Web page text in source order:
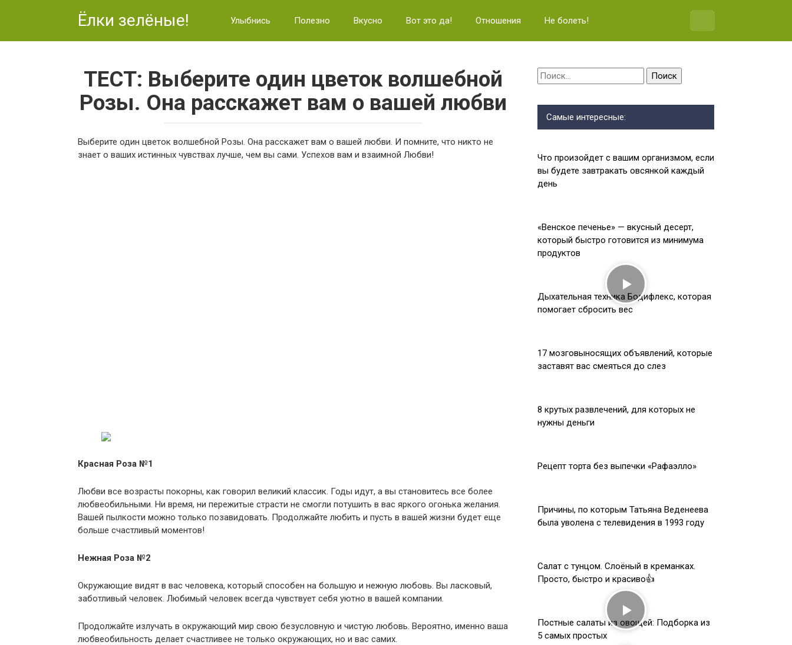
Ёлки зелёные! Улыбнись Полезно Вкусно Вот это да! Отношения Не болеть!
ТЕСТ: Выберите один цветок волшебной
Розы. Она расскажет вам о вашей любви
Выберите один цветок волшебной Розы. Она расскажет вам о вашей любви. И помните, что никто не
знает о ваших истинных чувствах лучше, чем вы сами. Успехов вам и взаимной Любви!
Красная Роза №1
Любви все возрасты покорны, как говорил великий классик. Годы идут, а вы становитесь все более
любвеобильными. Ни время, ни пережитые страсти не смогли потушить в вас яркого огонька желания.
Вашей пылкости можно только позавидовать. Продолжайте любить и пусть в вашей жизни будет еще
больше счастливый моментов!
Нежная Роза №2
Окружающие видят в вас человека, который способен на большую и нежную любовь. Вы ласковый,
заботливый человек. Любимый человек всегда чувствует себя уютно в вашей компании.
Продолжайте излучать в окружающий мир свою безусловную и чистую любовь. Вероятно, именно ваша
любвеобильность делает счастливее не только окружающих, но и вас самих.
Найти:
Самые интересные:
Что произойдет с вашим организмом, если
вы будете завтракать овсянкой каждый
день
«Венское печенье» — вкусный десерт,
который быстро готовится из минимума
продуктов
Дыхательная техника Бодифлекс, которая
помогает сбросить вес
17 мозговыносящих объявлений, которые
заставят вас смеяться до слез
8 крутых развлечений, для которых не
нужны деньги
Рецепт торта без выпечки «Рафаэлло»
Причины, по которым Татьяна Веденеева
была уволена с телевидения в 1993 году
Салат с тунцом. Слоёный в креманках.
Просто, быстро и красиво👍
Постные салаты из овощей: Подборка из
5 самых простых